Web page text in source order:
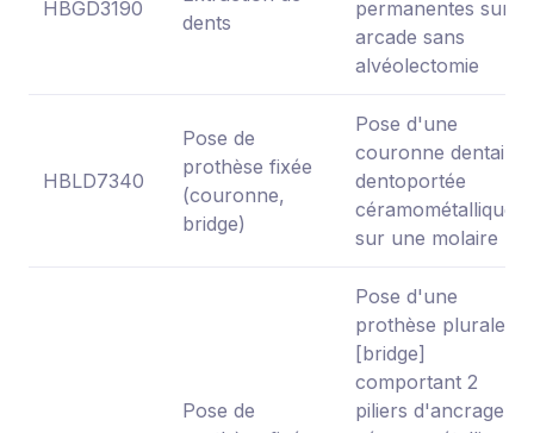
HBGD3190
dents
permanentes sur
arcade sans
alvéolectomie
HBLD7340
Pose de
prothèse fixée
(couronne,
bridge)
Pose d'une
couronne dentaire
dentoportée
céramométallique
sur une molaire
Pose de
Pose d'une
prothèse plurale
[bridge]
comportant 2
piliers d'ancrage